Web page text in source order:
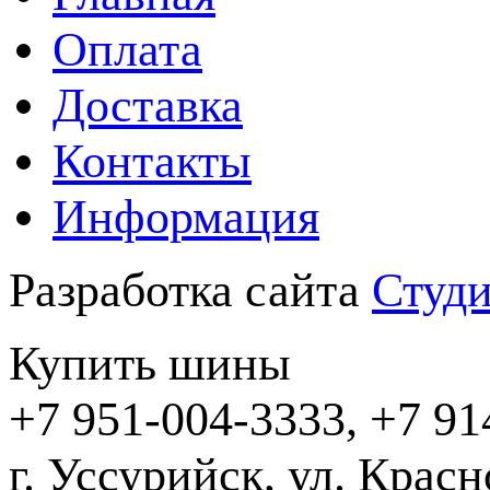
Оплата
Доставка
Контакты
Информация
Разработка сайта
Купить шины
+7 951-004-3333, +7
г. Уссурийск,